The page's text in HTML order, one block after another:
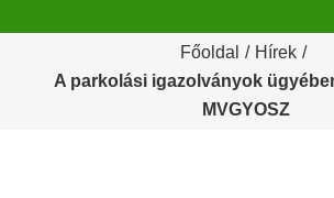
Főoldal / Hírek /
A parkolási igazolványok
MVGYOSZ